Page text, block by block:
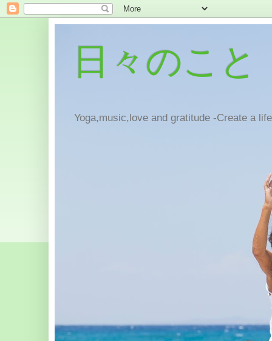
日々のこと
Yoga,music,love and gratitude -Create a